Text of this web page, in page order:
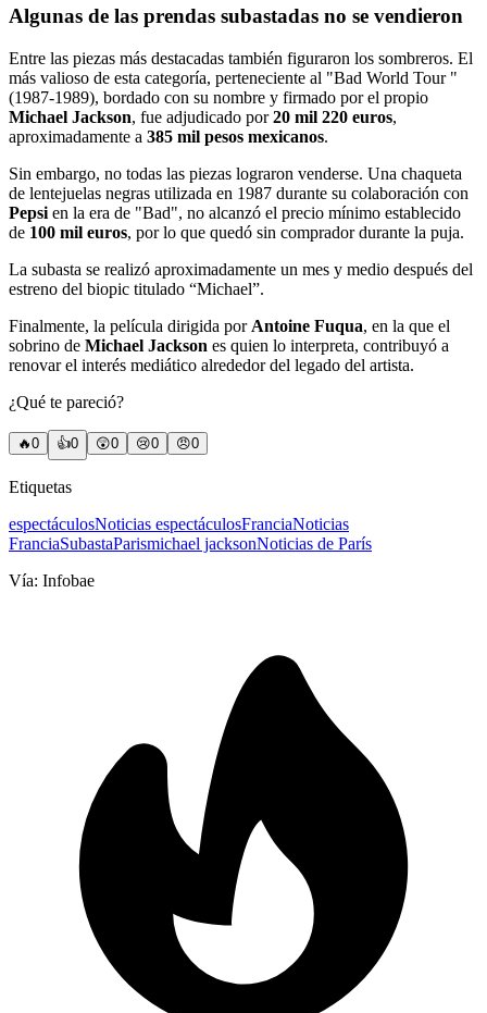
Algunas de las prendas subastadas no se vendieron
Entre las piezas más destacadas también figuraron los sombreros. El
más valioso de esta categoría, perteneciente al "Bad World Tour "
(1987-1989), bordado con su nombre y firmado por el propio
Michael Jackson, fue adjudicado por20 mil 220 euros,
aproximadamente a 385 mil pesos mexicanos.
Sin embargo, no todas las piezas lograron venderse. Una chaqueta
de lentejuelas negras utilizada en 1987 durante su colaboración con
Pepsi en la era de "Bad", no alcanzó el precio mínimo establecido
de 100 mil euros, por lo que quedó sin comprador durante la puja.
La subasta se realizó aproximadamente un mes y medio después del
estreno del biopic titulado “Michael”.
Finalmente, la película dirigida por Antoine Fuqua, en la que el
sobrino de Michael Jackson es quien lo interpreta, contribuyó a
renovar el interés mediático alrededor del legado del artista.
¿Qué te pareció?
🔥0 👍0 😲0 😢0 😠0
Etiquetas
espectáculosNoticias espectáculosFranciaNoticias
FranciaSubastaParismichael jacksonNoticias de París
Vía: Infobae